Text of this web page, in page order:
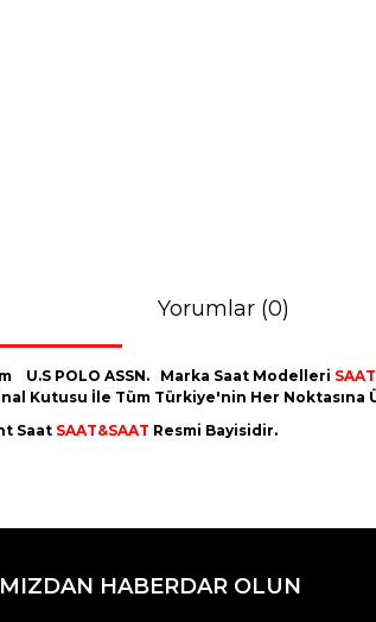
Yorumlar (0)
U.S POLO ASSN. Marka Saat Modelleri
Kutusu İle Tüm Türkiye'nin Her Noktasına
Saat SAAT&SAAT Resmi Bayisidir.
teşekkür ederiz.
bozuk veya görüntülenemiyor.
HABERDAR OLUN